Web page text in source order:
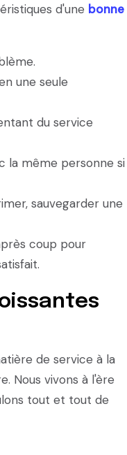
d'une bonne
une seule
du service
la même personne si
sauvegarder une
coup pour
de service à la
Nous vivons à l'ère
tout et tout de